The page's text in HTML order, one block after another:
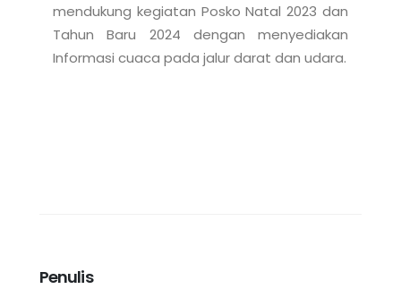
mendukung kegiatan Posko Natal 2023 dan
Tahun Baru 2024 dengan menyediakan
Informasi cuaca pada jalur darat dan udara.
Penulis